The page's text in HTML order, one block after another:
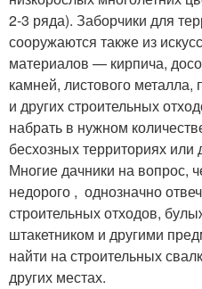
2-3 ряда). Заборчики для
сооружаются также из
материалов — кирпича,
камней, листового
и других строительных
набрать в нужном
бесхозных территориях или
Многие дачники на вопрос,
недорого , однозначно
строительных отходов,
штакетником и другими
найти на строительных
других местах.